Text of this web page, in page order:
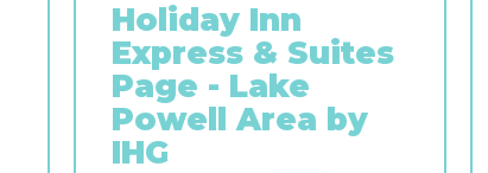
Holiday Inn
Express & Suites
Page - Lake
Powell Area by
IHG